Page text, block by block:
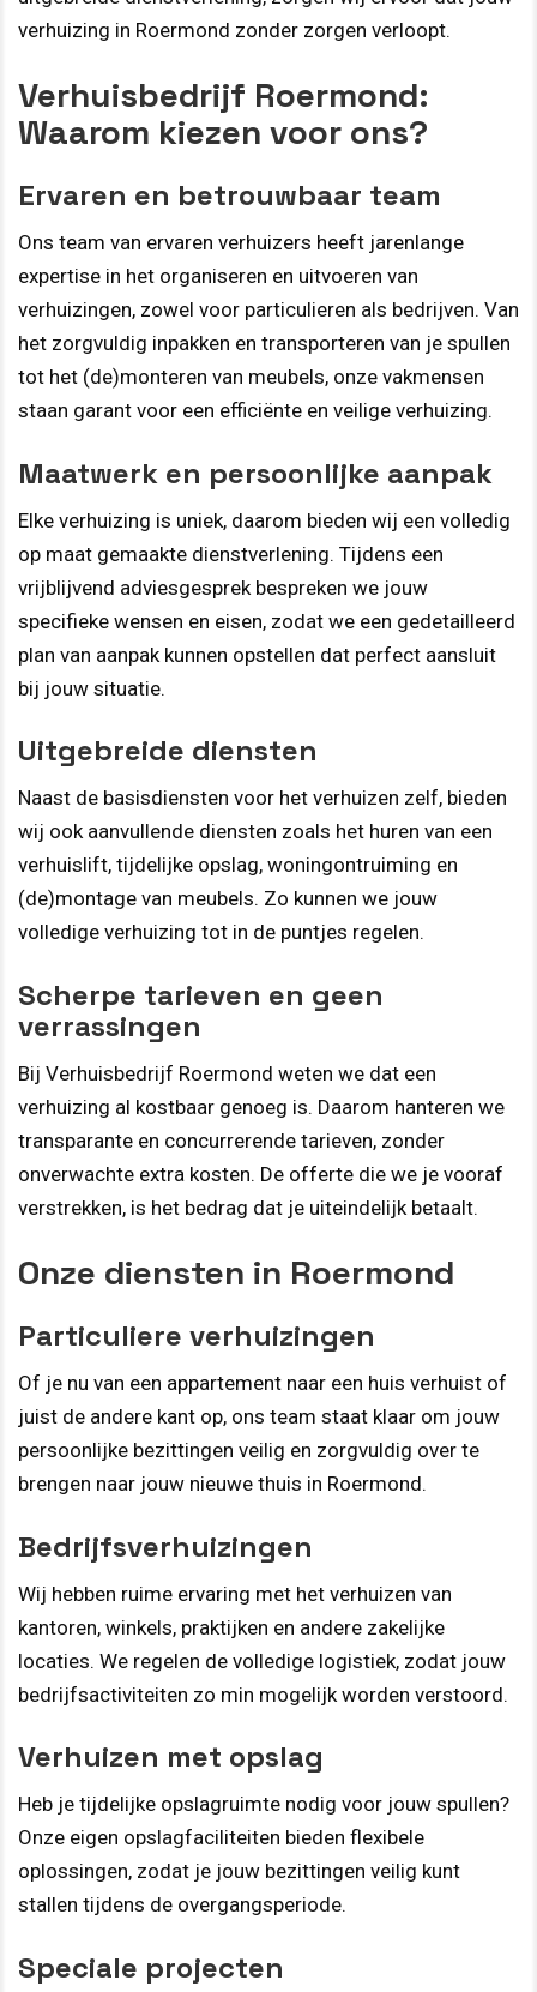
verhuizing in Roermond zonder zorgen verloopt.
Verhuisbedrijf Roermond:
Waarom kiezen voor ons?
Ervaren en betrouwbaar team
Ons team van ervaren verhuizers heeft jarenlange
expertise in het organiseren en uitvoeren van
verhuizingen, zowel voor particulieren als bedrijven. Van
het zorgvuldig inpakken en transporteren van je spullen
tot het (de)monteren van meubels, onze vakmensen
staan garant voor een efficiënte en veilige verhuizing.
Maatwerk en persoonlijke aanpak
Elke verhuizing is uniek, daarom bieden wij een volledig
op maat gemaakte dienstverlening. Tijdens een
vrijblijvend adviesgesprek bespreken we jouw
specifieke wensen en eisen, zodat we een gedetailleerd
plan van aanpak kunnen opstellen dat perfect aansluit
bij jouw situatie.
Uitgebreide diensten
Naast de basisdiensten voor het verhuizen zelf, bieden
wij ook aanvullende diensten zoals het huren van een
verhuislift, tijdelijke opslag, woningontruiming en
(de)montage van meubels. Zo kunnen we jouw
volledige verhuizing tot in de puntjes regelen.
Scherpe tarieven en geen
verrassingen
Bij Verhuisbedrijf Roermond weten we dat een
verhuizing al kostbaar genoeg is. Daarom hanteren we
transparante en concurrerende tarieven, zonder
onverwachte extra kosten. De offerte die we je vooraf
verstrekken, is het bedrag dat je uiteindelijk betaalt.
Onze diensten in Roermond
Particuliere verhuizingen
Of je nu van een appartement naar een huis verhuist of
juist de andere kant op, ons team staat klaar om jouw
persoonlijke bezittingen veilig en zorgvuldig over te
brengen naar jouw nieuwe thuis in Roermond.
Bedrijfsverhuizingen
Wij hebben ruime ervaring met het verhuizen van
kantoren, winkels, praktijken en andere zakelijke
locaties. We regelen de volledige logistiek, zodat jouw
bedrijfsactiviteiten zo min mogelijk worden verstoord.
Verhuizen met opslag
Heb je tijdelijke opslagruimte nodig voor jouw spullen?
Onze eigen opslagfaciliteiten bieden flexibele
oplossingen, zodat je jouw bezittingen veilig kunt
stallen tijdens de overgangsperiode.
Speciale projecten